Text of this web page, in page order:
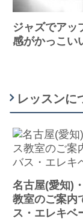
ジャズでアッ
感がかっこい
レッスンに
名古屋(愛知)
教室のご案内
ス・エレキベ